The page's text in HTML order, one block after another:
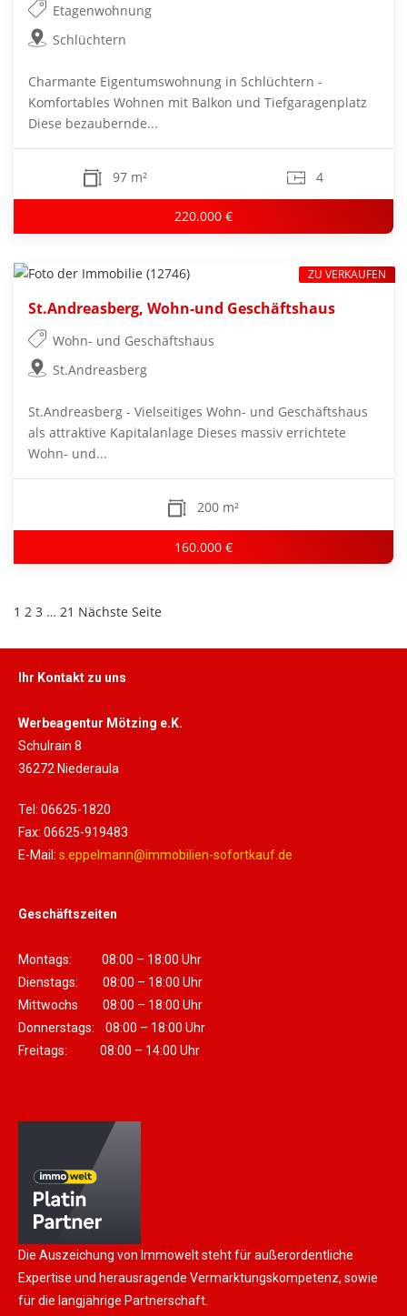
Etagenwohnung
Schlüchtern
Charmante Eigentumswohnung in Schlüchtern -
Komfortables Wohnen mit Balkon und Tiefgaragenplatz
Diese bezaubernde...
97 m² 4
220.000 €
St.Andreasberg, Wohn-und Geschäftshaus
Wohn- und Geschäftshaus
St.Andreasberg
St.Andreasberg - Vielseitiges Wohn- und Geschäftshaus
als attraktive Kapitalanlage Dieses massiv errichtete
Wohn- und...
200 m²
160.000 €
ZU VERKAUFEN
1 2 3 … 21 Nächste Seite
Ihr Kontakt zu uns
Werbeagentur Mötzing e.K.
Schulrain 8
36272 Niederaula
Tel: 06625-1820
Fax: 06625-919483
E-Mail: s.eppelmann@immobilien-sofortkauf.de
Geschäftszeiten
Montags: 08:00 – 18:00 Uhr
Dienstags: 08:00 – 18:00 Uhr
Mittwochs 08:00 – 18:00 Uhr
Donnerstags: 08:00 – 18:00 Uhr
Freitags: 08:00 – 14:00 Uhr
Die Auszeichung von Immowelt steht für außerordentliche
Expertise und herausragende Vermarktungskompetenz, sowie
für die langjährige Partnerschaft.